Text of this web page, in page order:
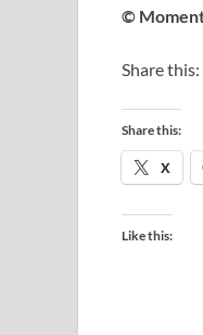
©
Share this:
Share this:
X
Like this: